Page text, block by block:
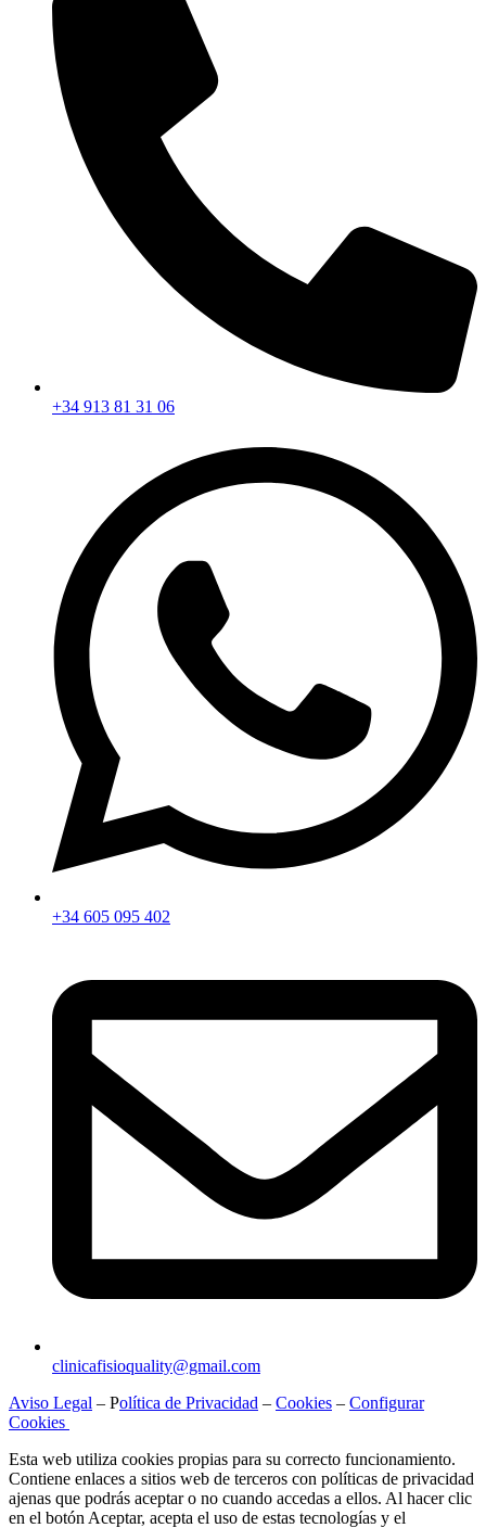
+34 913 81 31 06
+34 605 095 402
clinicafisioquality@gmail.com
Aviso Legal – Política de Privacidad – Cookies – Configurar
Cookies
Esta web utiliza cookies propias para su correcto funcionamiento.
Contiene enlaces a sitios web de terceros con políticas de privacidad
ajenas que podrás aceptar o no cuando accedas a ellos. Al hacer clic
en el botón Aceptar, acepta el uso de estas tecnologías y el